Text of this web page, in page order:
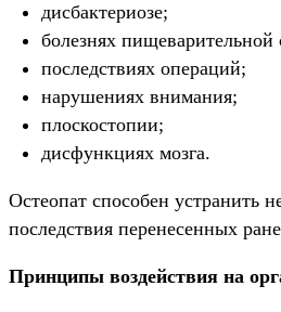
дисбактериозе;
болезнях пищеварительной
последствиях операций;
нарушениях внимания;
плоскостопии;
дисфункциях мозга.
Остеопат способен устранить
последствия перенесенных
Принципы воздействия на